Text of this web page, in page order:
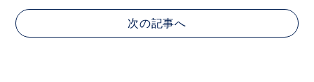
次の記事へ